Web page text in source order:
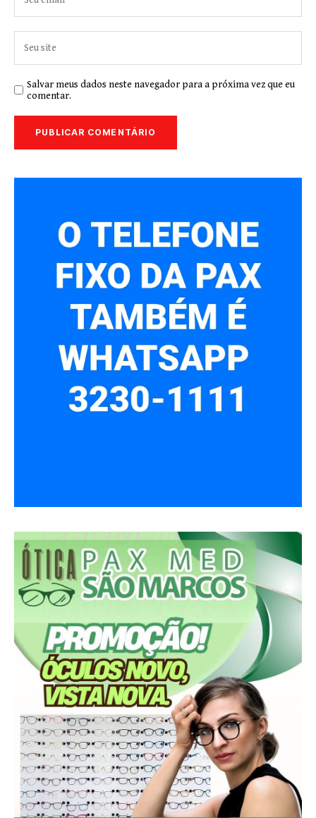
Salvar meus dados neste navegador para a próxima vez que eu
comentar.